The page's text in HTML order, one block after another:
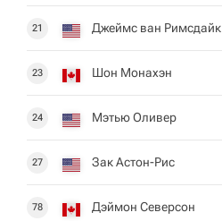
21 Джеймс ван Римсдайк
23 Шон Монахэн
24 Мэтью Оливер
27 Зак Астон-Рис
78 Дэймон Северсон